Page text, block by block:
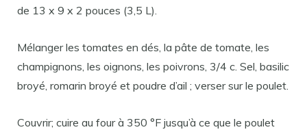
de 13 x 9 x 2 pouces (3,5 L).
Mélanger les tomates en dés, la pâte de tomate, les
champignons, les oignons, les poivrons, 3/4 c. Sel, basilic
broyé, romarin broyé et poudre d’ail ; verser sur le poulet.
Couvrir; cuire au four à 350 °F jusqu’à ce que le poulet